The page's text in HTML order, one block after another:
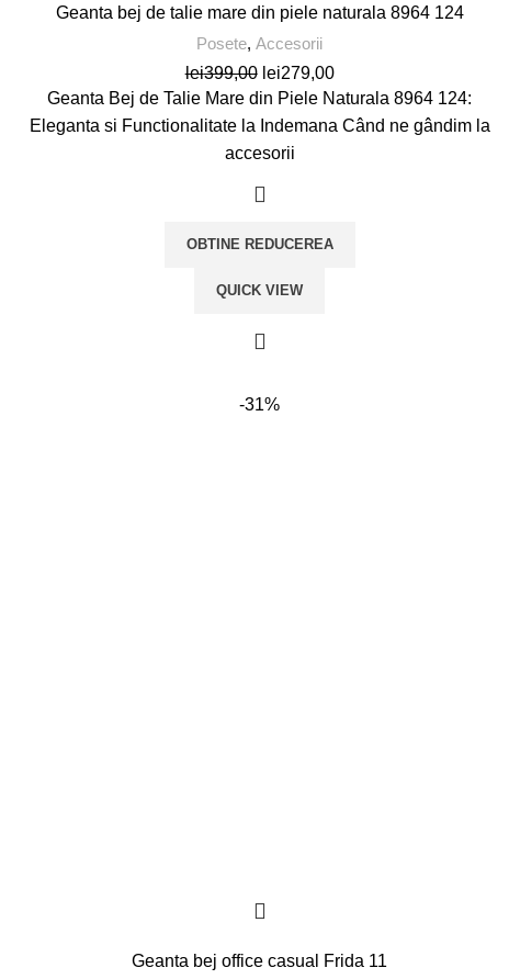
Geanta bej de talie mare din piele naturala 8964 124
Posete,Accesorii
lei399,00 Prețul
inițial
a
fost:
lei399,00.
lei279,00Prețul
curent
este:
lei279,00.
Geanta Bej de Talie Mare din Piele Naturala 8964 124:
Eleganta si Functionalitate la Indemana Când ne gândim la
accesorii
OBTINE REDUCEREA
QUICK VIEW
-31%
Geanta bej office casual Frida 11